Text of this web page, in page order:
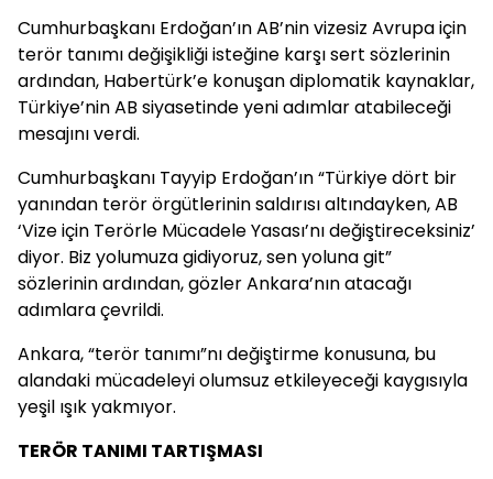
Cumhurbaşkanı Erdoğan’ın AB’nin vizesiz Avrupa için
terör tanımı değişikliği isteğine karşı sert sözlerinin
ardından, Habertürk’e konuşan diplomatik kaynaklar,
Türkiye’nin AB siyasetinde yeni adımlar atabileceği
mesajını verdi.
Cumhurbaşkanı Tayyip Erdoğan’ın “Türkiye dört bir
yanından terör örgütlerinin saldırısı altındayken, AB
‘Vize için Terörle Mücadele Yasası’nı değiştireceksiniz’
diyor. Biz yolumuza gidiyoruz, sen yoluna git”
sözlerinin ardından, gözler Ankara’nın atacağı
adımlara çevrildi.
Ankara, “terör tanımı”nı değiştirme konusuna, bu
alandaki mücadeleyi olumsuz etkileyeceği kaygısıyla
yeşil ışık yakmıyor.
TERÖR TANIMI TARTIŞMASI